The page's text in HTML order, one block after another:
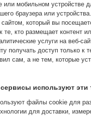
мобильном устройстве
браузера или
который вы
те, кто размещает контент
услуги на веб-
получать доступ только к
сам, а не тем, которые
используют эти
файлы cookie для
для доставки,